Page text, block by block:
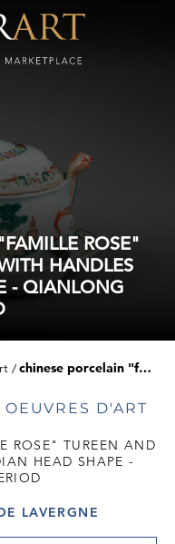
ROSE"
HANDLES
- QIANLONG
chinese porcelain "famille rose" tureen and stand with handles indian head shape - qianlong period
D'ART
ROSE" TUREEN AND
HEAD SHAPE -
LAVERGNE